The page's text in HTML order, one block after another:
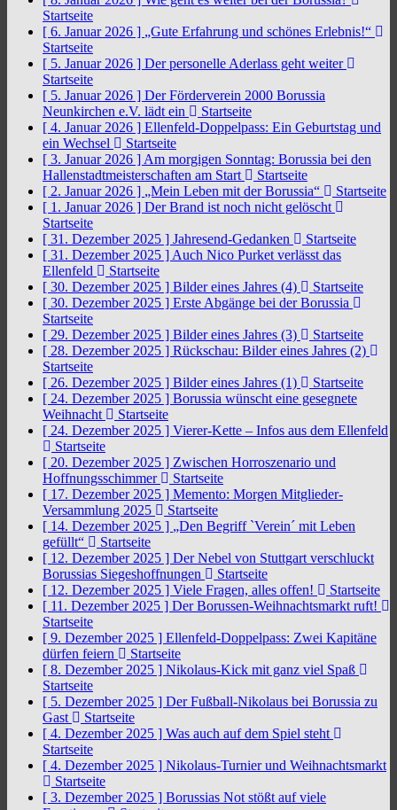
Startseite
[ 6. Januar 2026 ] „Gute Erfahrung und schönes Erlebnis!“
Startseite
[ 5. Januar 2026 ] Der personelle Aderlass geht weiter
Startseite
[ 5. Januar 2026 ] Der Förderverein 2000 Borussia
Neunkirchen e.V. lädt ein
Startseite
[ 4. Januar 2026 ] Ellenfeld-Doppelpass: Ein Geburtstag und
ein Wechsel
Startseite
[ 3. Januar 2026 ] Am morgigen Sonntag: Borussia bei den
Hallenstadtmeisterschaften am Start
Startseite
[ 2. Januar 2026 ] „Mein Leben mit der Borussia“
Startseite
[ 1. Januar 2026 ] Der Brand ist noch nicht gelöscht
Startseite
[ 31. Dezember 2025 ] Jahresend-Gedanken
Startseite
[ 31. Dezember 2025 ] Auch Nico Purket verlässt das
Ellenfeld
Startseite
[ 30. Dezember 2025 ] Bilder eines Jahres (4)
Startseite
[ 30. Dezember 2025 ] Erste Abgänge bei der Borussia
Startseite
[ 29. Dezember 2025 ] Bilder eines Jahres (3)
Startseite
[ 28. Dezember 2025 ] Rückschau: Bilder eines Jahres (2)
Startseite
[ 26. Dezember 2025 ] Bilder eines Jahres (1)
Startseite
[ 24. Dezember 2025 ] Borussia wünscht eine gesegnete
Weihnacht
Startseite
[ 24. Dezember 2025 ] Vierer-Kette – Infos aus dem Ellenfeld
Startseite
[ 20. Dezember 2025 ] Zwischen Horroszenario und
Hoffnungsschimmer
Startseite
[ 17. Dezember 2025 ] Memento: Morgen Mitglieder-
Versammlung 2025
Startseite
[ 14. Dezember 2025 ] „Den Begriff `Verein´ mit Leben
gefüllt“
Startseite
[ 12. Dezember 2025 ] Der Nebel von Stuttgart verschluckt
Borussias Siegeshoffnungen
Startseite
[ 12. Dezember 2025 ] Viele Fragen, alles offen!
Startseite
[ 11. Dezember 2025 ] Der Borussen-Weihnachtsmarkt ruft!
Startseite
[ 9. Dezember 2025 ] Ellenfeld-Doppelpass: Zwei Kapitäne
dürfen feiern
Startseite
[ 8. Dezember 2025 ] Nikolaus-Kick mit ganz viel Spaß
Startseite
[ 5. Dezember 2025 ] Der Fußball-Nikolaus bei Borussia zu
Gast
Startseite
[ 4. Dezember 2025 ] Was auch auf dem Spiel steht
Startseite
[ 4. Dezember 2025 ] Nikolaus-Turnier und Weihnachtsmarkt
Startseite
[ 3. Dezember 2025 ] Borussias Not stößt auf viele